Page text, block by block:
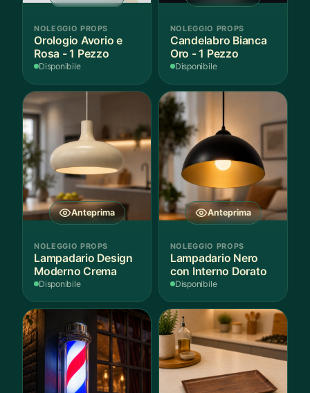
NOLEGGIO PROPS
Orologio Avorio e
Rosa - 1 Pezzo
Disponibile
NOLEGGIO PROPS
Candelabro Bianca
Oro - 1 Pezzo
Disponibile
Anteprima
NOLEGGIO PROPS
Lampadario Design
Moderno Crema
Disponibile
Anteprima
NOLEGGIO PROPS
Lampadario Nero
con Interno Dorato
Disponibile